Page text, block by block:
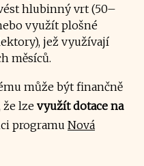
hlubinný vrt (50–
využít plošné
jež využívají
měsíců.
může být finančně
že lze využít dotace na
programu Nová